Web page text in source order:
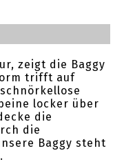
zeigt die Baggy
trifft auf
locker über
die
die
Baggy steht